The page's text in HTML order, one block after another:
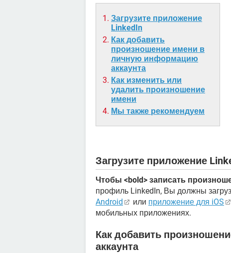
Загрузите приложение
LinkedIn
Как добавить
произношение имени в
личную информацию
аккаунта
Как изменить или
удалить произношение
имени
Мы также рекомендуем
Загрузите приложение
Чтобы <bold> записать
профиль LinkedIn, Вы должны
Android
или приложение для iOS
мобильных приложениях.
Как добавить
аккаунта